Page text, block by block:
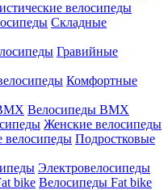
велосипеды
Складные
Гравийные
Комфортные
Велосипеды BMX
Женские велосипеды
Подростковые
Электровелосипеды
Велосипеды Fat bike